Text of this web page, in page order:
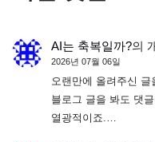
AI는 축복일까?의
2026년 07월 06일
오랜만에 올려주신
블로그 글을 봐도 댓
열광적이죠.…